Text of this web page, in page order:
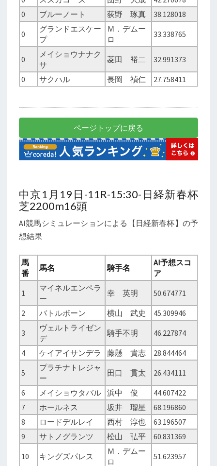
0
ブルーノート 荻野 琢真 38.128018
0
グランドエスケー
プ
Ｍ．デムー
ロ
33.338765
0
メイショウナナク
サ
菱田 裕二 32.991373
0 サクハル 長岡 禎仁 27.758411
ページトップに戻る
中京1月19日-11R-15:30-日経新春杯
芝2200m16頭
AI競馬シミュレーションによる【日経新春杯】の予
想結果
馬
番
馬名 騎手名
AI予想スコ
ア
1
マイネルエンペラ
ー
幸 英明 50.674771
2 バトルボーン 横山 武史 45.309946
3
ヴェルトライゼン
デ
騎手不明 46.227874
4 ケイアイサンデラ 藤懸 貴志 28.844464
5
プラチナトレジャ
ー
田口 貫太 26.434111
6 メイショウタバル 浜中 俊
44.607422
7
ホールネス 坂井 瑠星
68.196860
8
ロードデルレイ 西村 淳也
63.196507
9
サトノグランツ 松山 弘平 60.831369
10 キングズパレス
Ｍ．デムー
ロ
51.623957